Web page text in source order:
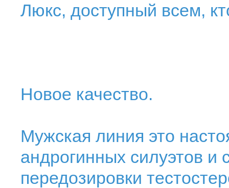
Люкс, доступный всем,
Новое качество.
Мужская линия это
андрогинных силуэтов
передозировки